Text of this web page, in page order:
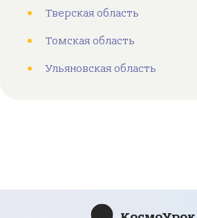
Тверская область
Томская область
Ульяновская область